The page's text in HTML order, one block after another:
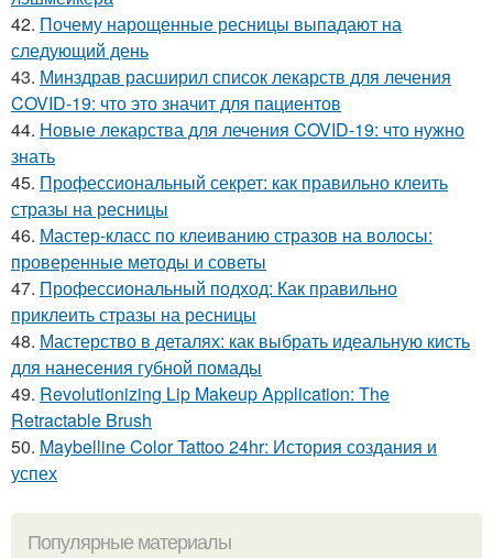
42. Почему нарощенные ресницы выпадают на
следующий день
43. Минздрав расширил список лекарств для лечения
COVID-19: что это значит для пациентов
44. Новые лекарства для лечения COVID-19: что нужно
знать
45. Профессиональный секрет: как правильно клеить
стразы на ресницы
46. Мастер-класс по клеиванию стразов на волосы:
проверенные методы и советы
47. Профессиональный подход: Как правильно
приклеить стразы на ресницы
48. Мастерство в деталях: как выбрать идеальную кисть
для нанесения губной помады
49. Revolutionizing Lip Makeup Application: The
Retractable Brush
50. Maybelline Color Tattoo 24hr: История создания и
успех
Популярные материалы